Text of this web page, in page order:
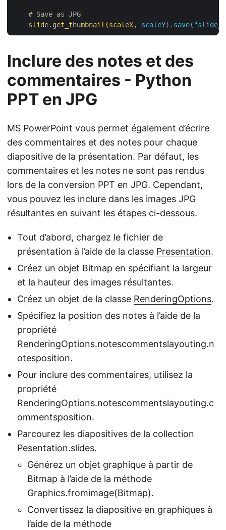
    # Save as JPG
slide.get_thumbnail(scaleX,
Inclure des notes et des
commentaires - Python
PPT en JPG
MS PowerPoint vous permet également d’écrire
des commentaires et des notes pour chaque
diapositive de la présentation. Par défaut, les
commentaires et les notes ne sont pas rendus
lors de la conversion PPT en JPG. Cependant,
vous pouvez les inclure dans les images JPG
résultantes en suivant les étapes ci-dessous.
Tout d’abord, chargez le fichier de
présentation à l’aide de la classe Presentation.
Créez un objet Bitmap en spécifiant la largeur
et la hauteur des images résultantes.
Créez un objet de la classe RenderingOptions.
Spécifiez la position des notes à l’aide de la
propriété
RenderingOptions.notescommentslayouting.n
otesposition.
Pour inclure des commentaires, utilisez la
propriété
RenderingOptions.notescommentslayouting.c
ommentsposition.
Parcourez les diapositives de la collection
Pesentation.slides.
Générez un objet graphique à partir de
Bitmap à l’aide de la méthode
Graphics.fromimage(Bitmap).
Convertissez la diapositive en graphiques à
l’aide de la méthode